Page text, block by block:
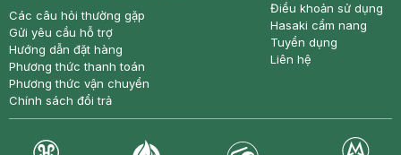
Các câu hỏi thường gặp
Gửi yêu cầu hỗ trợ
Hướng dẫn đặt hàng
Phương thức thanh toán
Phương thức vận chuyển
Chính sách đổi trả
Điều khoản sử dụng
Hasaki cẩm nang
Tuyển dụng
Liên hệ